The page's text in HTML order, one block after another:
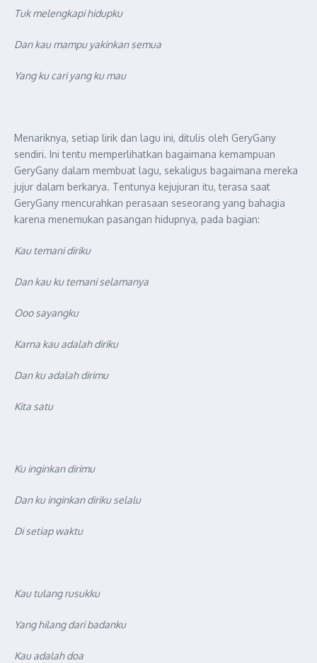
Tuk melengkapi hidupku
Dan kau mampu yakinkan semua
Yang ku cari yang ku mau
Menariknya, setiap lirik dan lagu ini, ditulis oleh GeryGany
sendiri. Ini tentu memperlihatkan bagaimana kemampuan
GeryGany dalam membuat lagu, sekaligus bagaimana mereka
jujur dalam berkarya. Tentunya kejujuran itu, terasa saat
GeryGany mencurahkan perasaan seseorang yang bahagia
karena menemukan pasangan hidupnya, pada bagian:
Kau temani diriku
Dan kau ku temani selamanya
Ooo sayangku
Karna kau adalah diriku
Dan ku adalah dirimu
Kita satu
Ku inginkan dirimu
Dan ku inginkan diriku selalu
Di setiap waktu
Kau tulang rusukku
Yang hilang dari badanku
Kau adalah doa